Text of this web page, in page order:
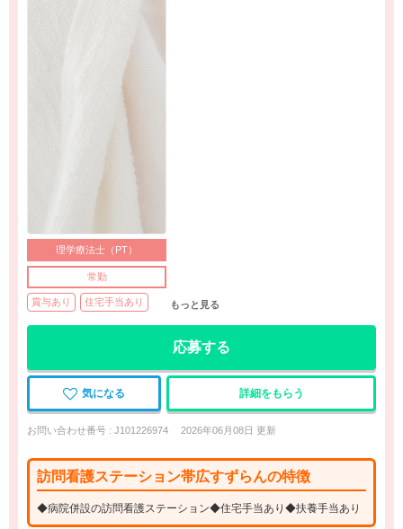
理学療法士（PT）
常勤
賞与あり 住宅手当あり もっと見る
応募する
気になる 詳細をもらう
お問い合わせ番号 : J101226974 2026年06月08日 更新
訪問看護ステーション帯広すずらんの特徴
◆病院併設の訪問看護ステーション◆住宅手当あり◆扶養手当あり